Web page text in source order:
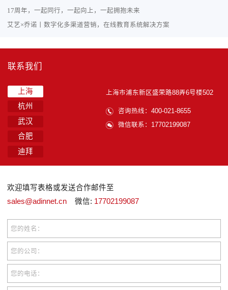
17周年，一起同行，一起向上，一起拥抱未来
艾艺×乔诺丨数字化多渠道营销，在线教育系统解决方案
联系我们
上海
杭州
武汉
合肥
迪拜
上海市浦东新区盛荣路88弄6号楼502
咨询热线：400-021-8655
微信联系：17702199087
欢迎填写表格或发送合作邮件至
sales@adinnet.cn 微信: 17702199087
您的姓名：
您的公司：
您的电话：